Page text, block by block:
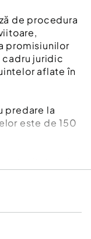
de procedura
promisiunilor
cadru juridic
aflate în
predare la
este de 150
situat pe
la doar 350